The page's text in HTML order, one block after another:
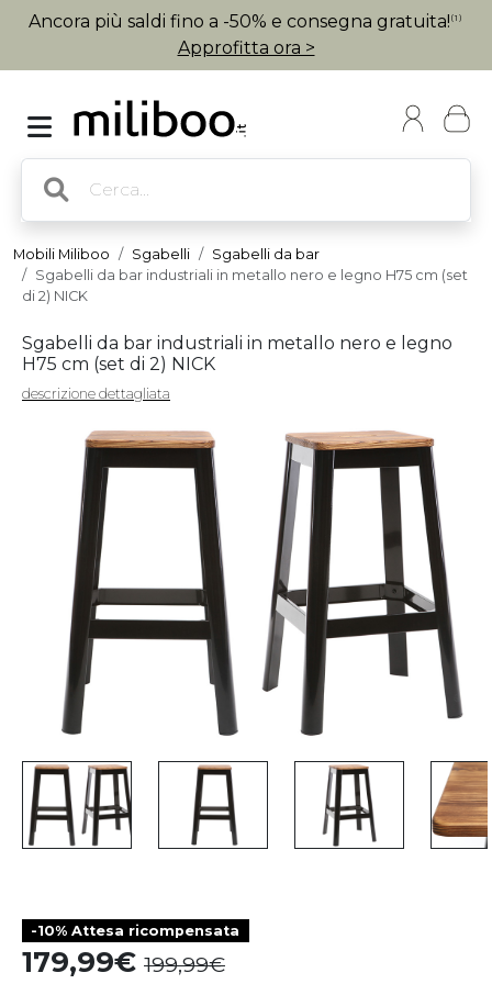
Ancora più saldi fino a -50% e consegna gratuita! (1)
Approfitta ora >
Mobili Miliboo Sgabelli
Sgabelli da bar
Sgabelli da bar industriali in metallo nero e legno H75 cm (set
di 2) NICK
Sgabelli da bar industriali in metallo nero e legno
H75 cm (set di 2) NICK
descrizione dettagliata
-10% Attesa ricompensata
179,99 199,99